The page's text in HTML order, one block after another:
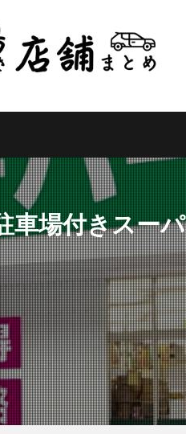
車場付きスーパ
愛知県 三重県 滋賀県
島根県 岡山県 広島県
検索